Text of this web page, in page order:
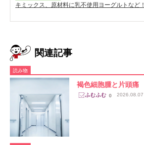
キミックス、原材料に乳不使用ヨーグルトなど！
関連記事
読み物
褐色細胞腫と片頭痛
0 2026.08.07